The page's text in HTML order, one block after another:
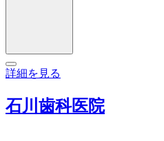
詳細を見る
石川歯科医院